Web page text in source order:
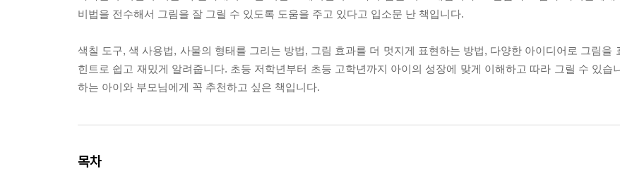
비법을 전수해서 그림을 잘 그릴 수 있도록 도움을 주고 있다고 입소문 난 책입니다.
색칠 도구, 색 사용법, 사물의 형태를 그리는 방법, 그림 효과를 더 멋지게 표현하는 방법, 다양한 아이디어로 그림을
힌트로 쉽고 재밌게 알려줍니다. 초등 저학년부터 초등 고학년까지 아이의 성장에 맞게 이해하고 따라 그릴 수 있습
하는 아이와 부모님에게 꼭 추천하고 싶은 책입니다.
목차